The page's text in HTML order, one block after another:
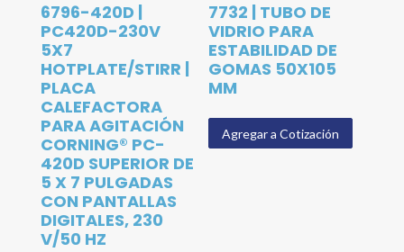
6796-420D |
PC420D-230V
5X7
HOTPLATE/STIRR |
PLACA
CALEFACTORA
PARA AGITACIÓN
CORNING® PC-
420D SUPERIOR DE
5 X 7 PULGADAS
CON PANTALLAS
DIGITALES, 230
V/50 HZ
7732 | TUBO DE
VIDRIO PARA
ESTABILIDAD DE
GOMAS 50X105
MM
Agregar a Cotización